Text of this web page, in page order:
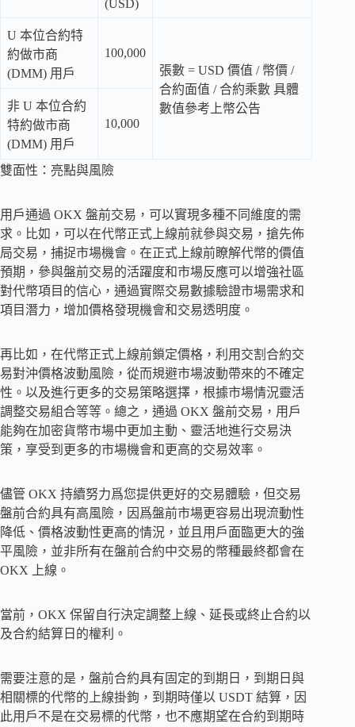
(USD)
U 本位合約特
約做市商
(DMM) 用戶
100,000
張數 = USD 價值 / 幣價 /
合約面值 / 合約乘數 具體
數值參考上幣公告
非 U 本位合約
特約做市商
(DMM) 用戶
10,000
雙面性：亮點與風險
用戶通過 OKX 盤前交易，可以實現多種不同維度的需
求。比如，可以在代幣正式上線前就參與交易，搶先佈
局交易，捕捉市場機會。在正式上線前瞭解代幣的價值
預期，參與盤前交易的活躍度和市場反應可以增強社區
對代幣項目的信心，通過實際交易數據驗證市場需求和
項目潛力，增加價格發現機會和交易透明度。
再比如，在代幣正式上線前鎖定價格，利用交割合約交
易對沖價格波動風險，從而規避市場波動帶來的不確定
性。以及進行更多的交易策略選擇，根據市場情況靈活
調整交易組合等等。總之，通過 OKX 盤前交易，用戶
能夠在加密貨幣市場中更加主動、靈活地進行交易決
策，享受到更多的市場機會和更高的交易效率。
儘管 OKX 持續努力爲您提供更好的交易體驗，但交易
盤前合約具有高風險，因爲盤前市場更容易出現流動性
降低、價格波動性更高的情況，並且用戶面臨更大的強
平風險，並非所有在盤前合約中交易的幣種最終都會在
OKX 上線。
當前，OKX 保留自行決定調整上線、延長或終止合約以
及合約結算日的權利。
需要注意的是，盤前合約具有固定的到期日，到期日與
相關標的代幣的上線掛鉤，到期時僅以 USDT 結算，因
此用戶不是在交易標的代幣，也不應期望在合約到期時